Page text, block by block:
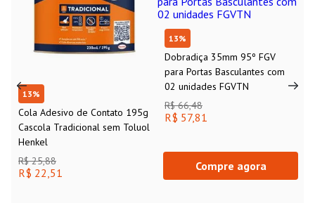
13%
Cola Adesivo de Contato 195g
Cascola Tradicional sem Toluol
Henkel
R$ 25,88
R$ 22,51
13%
Dobradiça 35mm 95º FGV
para Portas Basculantes com
02 unidades FGVTN
R$ 66,48
R$ 57,81
Compre agora